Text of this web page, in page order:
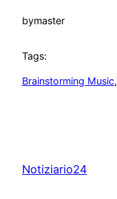
bymaster
Tags:
Brainstorming Music,
Notiziario24